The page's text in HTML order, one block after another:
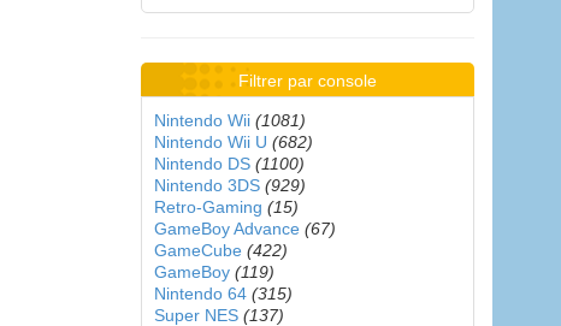
Filtrer par console
Nintendo Wii (1081)
Nintendo Wii U (682)
Nintendo DS (1100)
Nintendo 3DS (929)
Retro-Gaming (15)
GameBoy Advance (67)
GameCube (422)
GameBoy (119)
Nintendo 64 (315)
Super NES (137)